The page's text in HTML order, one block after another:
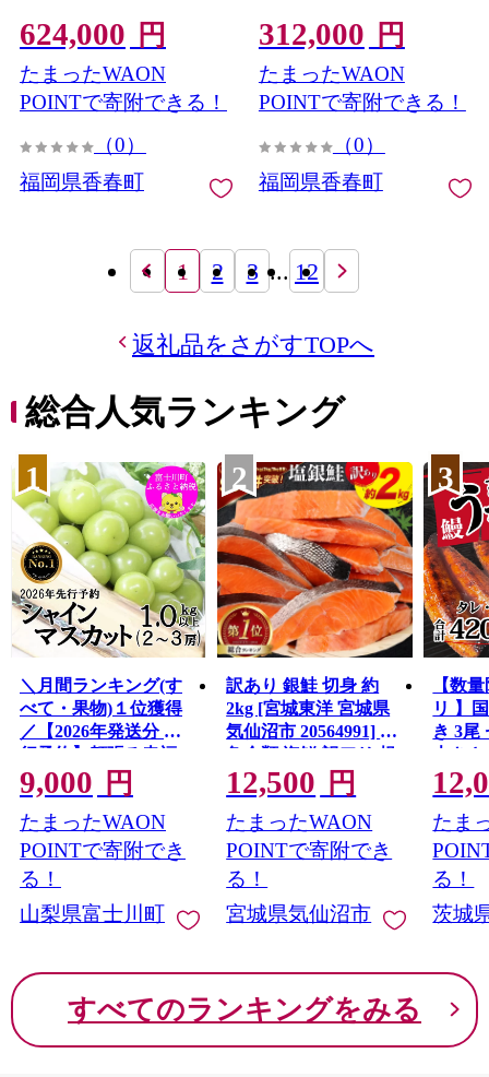
飯 飯 九州 福岡県 香春町
令和7年
624,000 円
たまったWAON
POINTで寄附できる！
（0）
福岡県香春町
飯 飯 九州 福岡県 香春町
令和7年
312,000 円
たまったWAON
POINTで寄附できる！
（0）
福岡県香春町
1 2 3 ... 12
返礼品をさがすTOPへ
総合人気ランキング
1
＼月間ランキング(す
べて・果物)１位獲得
／【2026年発送分 先
行予約】頬張る幸福
感 〜緑の宝石・ シ
ャインマスカット 〜
１ｋｇ以上（２〜３
房） フルーツ 山梨県
産 果物 くだもの シャ
イン マスカット ぶど
う ブドウ 葡萄 大粒 種
9000円 九千円
9,000 円
たまったWAON
POINTで寄附でき
る！
山梨県富士川町
2
訳あり 銀鮭 切身 約
2kg [宮城東洋 宮城県
気仙沼市 20564991] 鮭
魚介類 海鮮 訳アリ 規
格外 不揃い さけ サケ
鮭切身 シャケ 切り身
冷凍 家庭用 おかず 弁
当 支援 サーモン 銀鮭
切り身 魚 わけあり
12,500 円
たまったWAON
POINTで寄附でき
る！
宮城県気仙沼市
3
【数
リ 】
き 3尾
大き
レ・
鰻 ふ
な重
茨城
と納
たま
る！
茨城
すべてのランキングをみる